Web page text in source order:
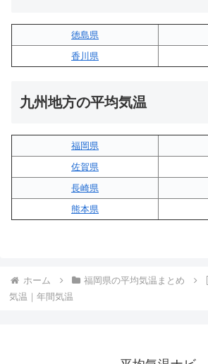
徳島県
香川県
九州地方の平均気温
福岡県
佐賀県
長崎県
熊本県
ホーム 福岡県の平均気温まとめ
気温｜年間気温